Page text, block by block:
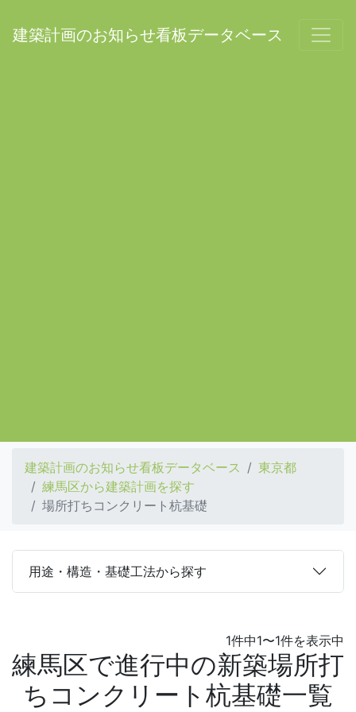
建築計画のお知らせ看板データベース
建築計画のお知らせ看板データベース
東京都
練馬区から建築計画を探す
場所打ちコンクリート杭基礎
用途・構造・基礎工法から探す
1件中1〜1件を表示中
練馬区で進行中の新築場所打
ちコンクリート杭基礎一覧